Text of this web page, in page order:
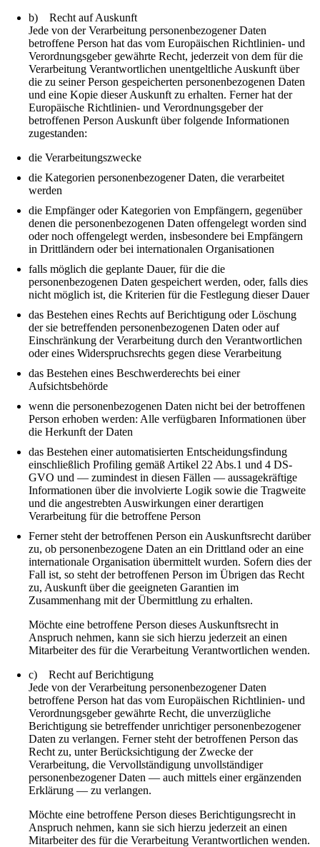
b) Recht auf Auskunft
Jede von der Verarbeitung personenbezogener Daten
betroffene Person hat das vom Europäischen Richtlinien- und
Verordnungsgeber gewährte Recht, jederzeit von dem für die
Verarbeitung Verantwortlichen unentgeltliche Auskunft über
die zu seiner Person gespeicherten personenbezogenen Daten
und eine Kopie dieser Auskunft zu erhalten. Ferner hat der
Europäische Richtlinien- und Verordnungsgeber der
betroffenen Person Auskunft über folgende Informationen
zugestanden:
die Verarbeitungszwecke
die Kategorien personenbezogener Daten, die verarbeitet
werden
die Empfänger oder Kategorien von Empfängern, gegenüber
denen die personenbezogenen Daten offengelegt worden sind
oder noch offengelegt werden, insbesondere bei Empfängern
in Drittländern oder bei internationalen Organisationen
falls möglich die geplante Dauer, für die die
personenbezogenen Daten gespeichert werden, oder, falls dies
nicht möglich ist, die Kriterien für die Festlegung dieser Dauer
das Bestehen eines Rechts auf Berichtigung oder Löschung
der sie betreffenden personenbezogenen Daten oder auf
Einschränkung der Verarbeitung durch den Verantwortlichen
oder eines Widerspruchsrechts gegen diese Verarbeitung
das Bestehen eines Beschwerderechts bei einer
Aufsichtsbehörde
wenn die personenbezogenen Daten nicht bei der betroffenen
Person erhoben werden: Alle verfügbaren Informationen über
die Herkunft der Daten
das Bestehen einer automatisierten Entscheidungsfindung
einschließlich Profiling gemäß Artikel 22 Abs.1 und 4 DS-
GVO und — zumindest in diesen Fällen — aussagekräftige
Informationen über die involvierte Logik sowie die Tragweite
und die angestrebten Auswirkungen einer derartigen
Verarbeitung für die betroffene Person
Ferner steht der betroffenen Person ein Auskunftsrecht darüber
zu, ob personenbezogene Daten an ein Drittland oder an eine
internationale Organisation übermittelt wurden. Sofern dies der
Fall ist, so steht der betroffenen Person im Übrigen das Recht
zu, Auskunft über die geeigneten Garantien im
Zusammenhang mit der Übermittlung zu erhalten.
Möchte eine betroffene Person dieses Auskunftsrecht in
Anspruch nehmen, kann sie sich hierzu jederzeit an einen
Mitarbeiter des für die Verarbeitung Verantwortlichen wenden.
c) Recht auf Berichtigung
Jede von der Verarbeitung personenbezogener Daten
betroffene Person hat das vom Europäischen Richtlinien- und
Verordnungsgeber gewährte Recht, die unverzügliche
Berichtigung sie betreffender unrichtiger personenbezogener
Daten zu verlangen. Ferner steht der betroffenen Person das
Recht zu, unter Berücksichtigung der Zwecke der
Verarbeitung, die Vervollständigung unvollständiger
personenbezogener Daten — auch mittels einer ergänzenden
Erklärung — zu verlangen.
Möchte eine betroffene Person dieses Berichtigungsrecht in
Anspruch nehmen, kann sie sich hierzu jederzeit an einen
Mitarbeiter des für die Verarbeitung Verantwortlichen wenden.